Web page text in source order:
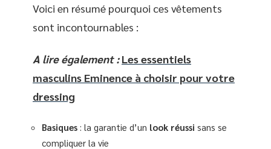
Voici en résumé pourquoi ces vêtements
sont incontournables :
A lire également : Les essentiels
masculins Eminence à choisir pour votre
dressing
Basiques : la garantie d’un look réussi sans se
compliquer la vie